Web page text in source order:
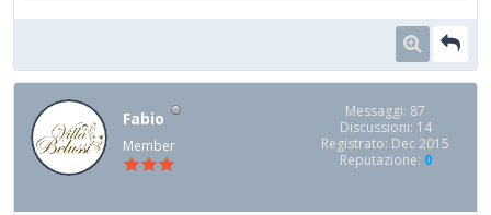
Fabio
Member
Messaggi: 87
Discussioni: 14
Registrato: Dec 2015
Reputazione: 0